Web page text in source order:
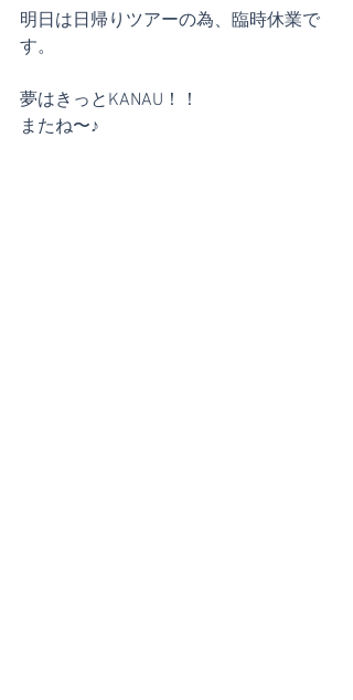
明日は日帰りツアーの為、臨時休業で
す。
夢はきっとKANAU！！
またね〜♪